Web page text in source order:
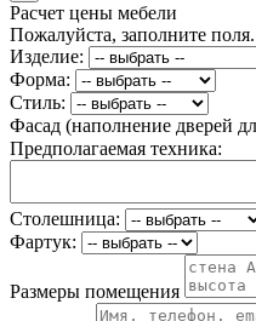
Расчет цены мебели
Пожалуйста, заполните поля.
Изделие:
Форма:
Стиль:
Фасад (наполнение дверей
Предполагаемая техника:
Столешница:
Фартук:
Размеры помещения